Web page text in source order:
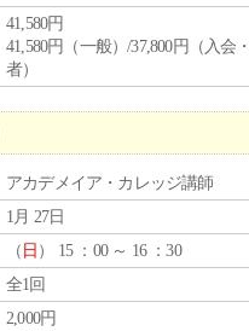
41,580円
41,580円（一般）/37,800円（入会
者）
アカデメイア・カレッジ講師
1月 27日
（ 日 ） 15 ：00 ～ 16 ：30
全1回
2,000円